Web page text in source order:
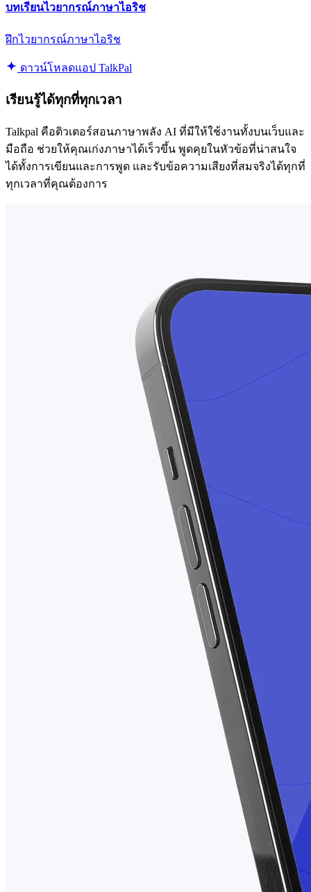
บทเรียนไวยากรณ์ภาษาไอริช
ฝึกไวยากรณ์ภาษาไอริช
ดาวน์โหลดแอป TalkPal
เรียนรู้ได้ทุกที่ทุกเวลา
Talkpal คือติวเตอร์สอนภาษาพลัง AI ที่มีให้ใช้งานทั้งบนเว็บและ
มือถือ ช่วยให้คุณเก่งภาษาได้เร็วขึ้น พูดคุยในหัวข้อที่น่าสนใจ
ได้ทั้งการเขียนและการพูด และรับข้อความเสียงที่สมจริงได้ทุกที่
ทุกเวลาที่คุณต้องการ